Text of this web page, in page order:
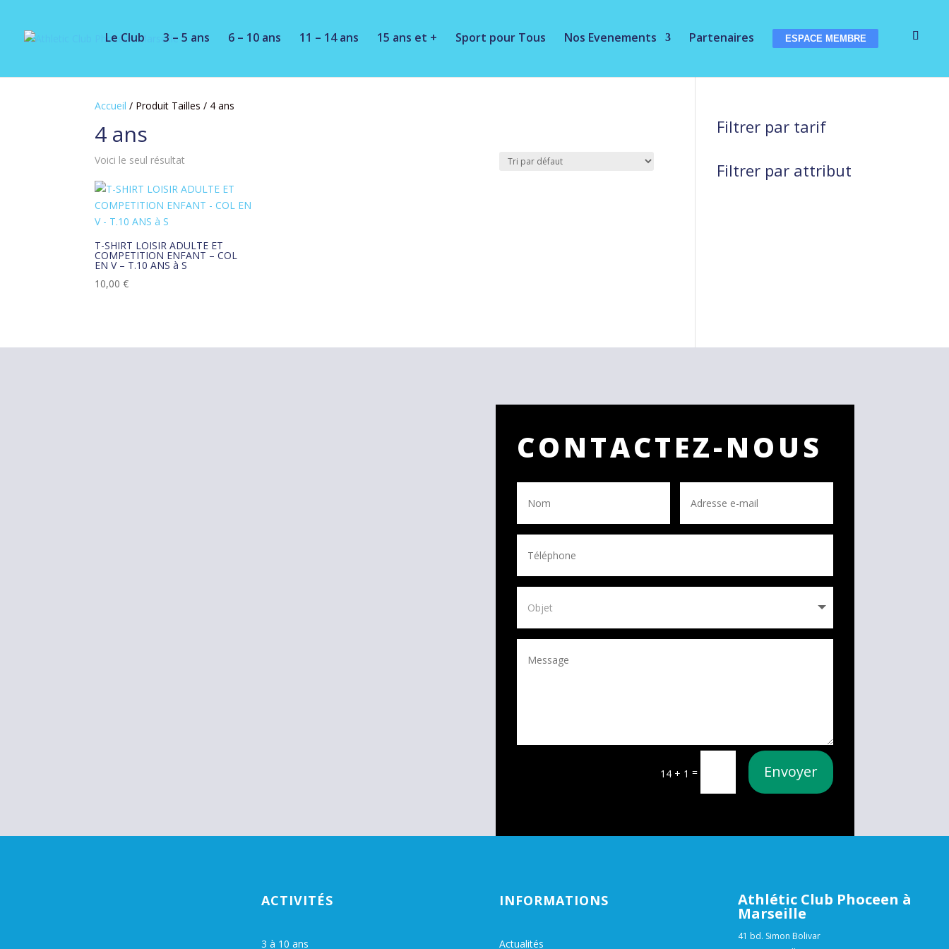
Le Club 3 – 5 ans 6 – 10 ans 11 – 14 ans 15 ans et + Sport pour Tous Nos Evenements Partenaires ESPACE MEMBRE
Accueil / Produit Tailles / 4 ans
4 ans
Voici le seul résultat
T-SHIRT LOISIR ADULTE ET
COMPETITION ENFANT – COL
EN V – T.10 ANS à S
10,00€
Filtrer par tarif
Filtrer par attribut
CONTACTEZ-NOUS
14 + 1 = Envoyer
ACTIVITÉS
3 à 10 ans
INFORMATIONS
Actualités
Athlétic Club Phoceen à
Marseille
41 bd. Simon Bolivar